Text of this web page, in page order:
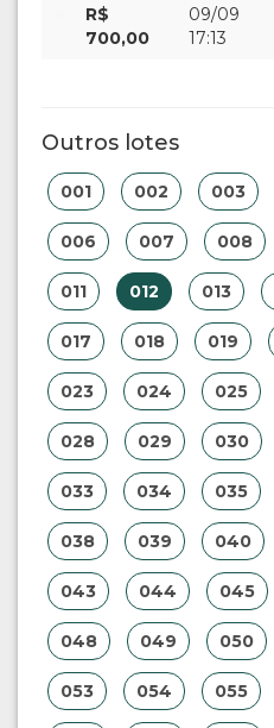
R$
700,00
09/09
17:13
Outros lotes
001 002 003
006 007 008
011 012 013
017 018 019
023 024 025
028 029 030
033 034 035
038 039 040
043 044 045
048 049 050
053 054 055